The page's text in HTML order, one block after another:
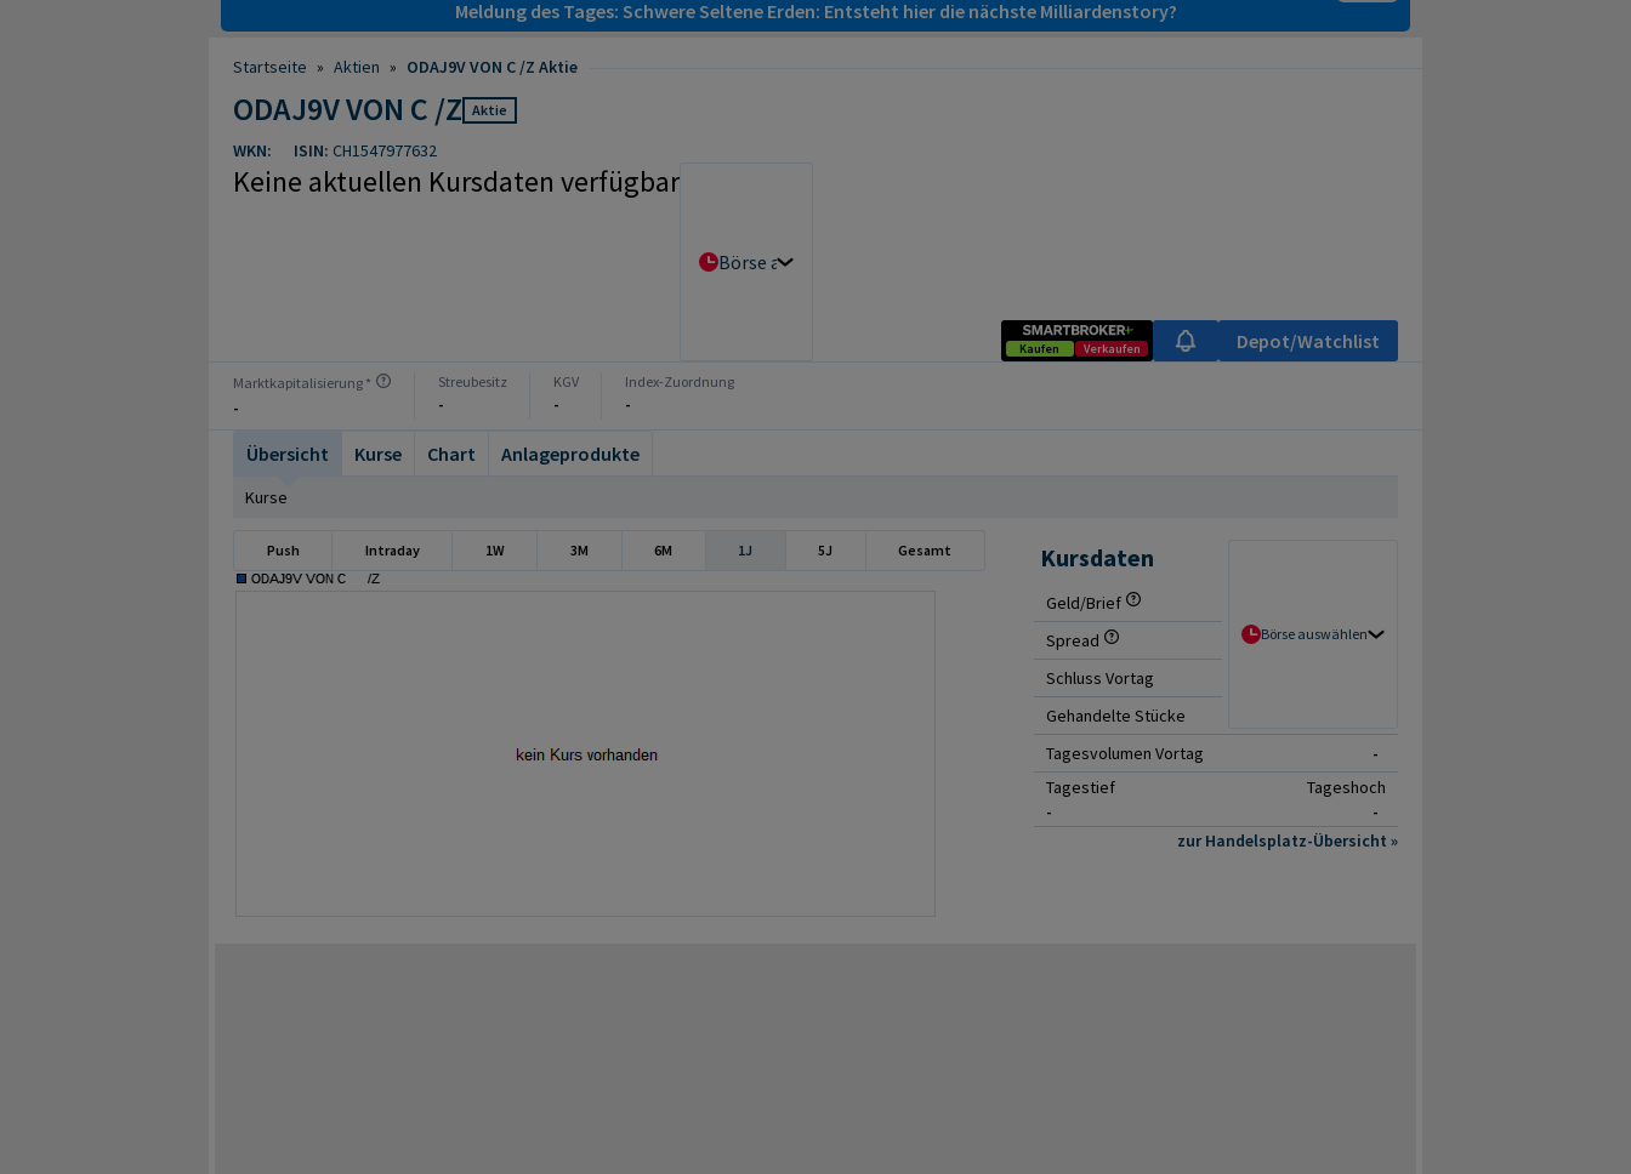
Meldung des Tages: Schwere Seltene Erden: Entsteht hier die nächste Milliardenstory?
Startseite » Aktien » ODAJ9V VON C /Z Aktie
ODAJ9V VON C /Z Aktie
WKN: ISIN: CH1547977632
Keine aktuellen Kursdaten verfügbar
Börse auswählen
Kaufen Verkaufen Depot/Watchlist
Marktkapitalisierung *
-
Streubesitz
-
KGV
-
Index-Zuordnung
-
Übersicht Kurse Chart Anlageprodukte
Kurse
Push Intraday 1W 3M 6M 1J 5J Gesamt Kursdaten
Börse auswählen
Geld/Brief
Spread
-
Schluss Vortag
Gehandelte Stücke
Tagesvolumen Vortag
-
Tagestief
-
Tageshoch
-
zur Handelsplatz-Übersicht »